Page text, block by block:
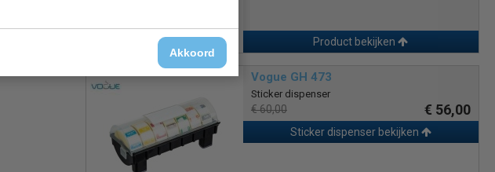
Akkoord
Product bekijken
Vogue GH 473
Sticker dispenser
€ 60,00 € 56,00
Sticker dispenser bekijken